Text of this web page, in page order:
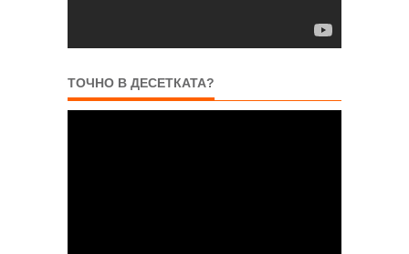
ТОЧНО В ДЕСЕТКАТА?